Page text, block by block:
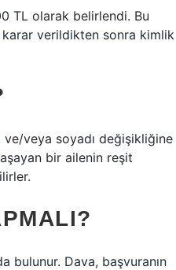
TL olarak belirlendi. Bu
karar verildikten sonra kimlik
veya soyadı değişikliğine
bir ailenin reşit
bulunur. Dava, başvuranın